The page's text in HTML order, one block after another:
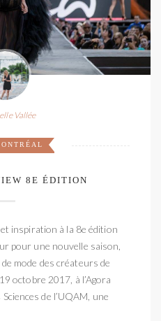
Vallée
8E ÉDITION
inspiration à la 8e édition
pour une nouvelle saison,
mode des créateurs de
octobre 2017, à l’Agora
de l’UQAM, une